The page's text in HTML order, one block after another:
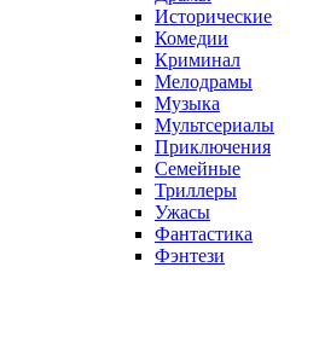
Исторические
Комедии
Криминал
Мелодрамы
Музыка
Мультсериалы
Приключения
Семейные
Триллеры
Ужасы
Фантастика
Фэнтези